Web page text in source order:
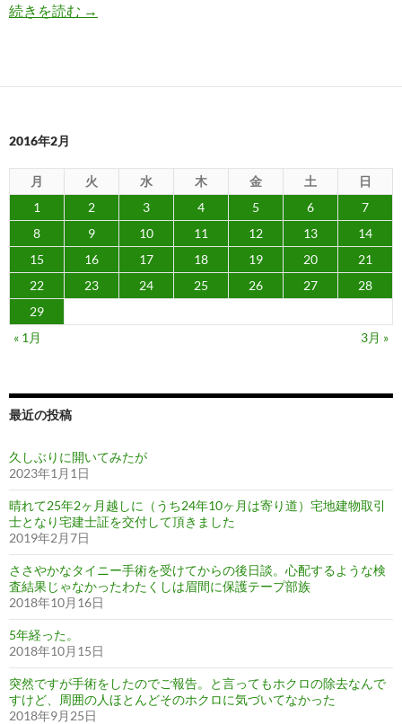
続きを読む メニューをリニューアルした青空食堂にてチキ
→
2016年2月
月 火 水 木 金 土
日
1
2 3 4 5 6
7
8
9 10 11 12 13
14
15
16 17 18 19 20
21
22
23 24 25 26 27
28
29
« 1月
3月 »
最近の投稿
久しぶりに開いてみたが
2023年1月1日
晴れて25年2ヶ月越しに（うち24年10ヶ月は寄り道）宅地建物取引
士となり宅建士証を交付して頂きました
2019年2月7日
ささやかなタイニー手術を受けてからの後日談。心配するような検
査結果じゃなかったわたくしは眉間に保護テープ部族
2018年10月16日
5年経った。
2018年10月15日
突然ですが手術をしたのでご報告。と言ってもホクロの除去なんで
すけど、周囲の人ほとんどそのホクロに気づいてなかった
2018年9月25日